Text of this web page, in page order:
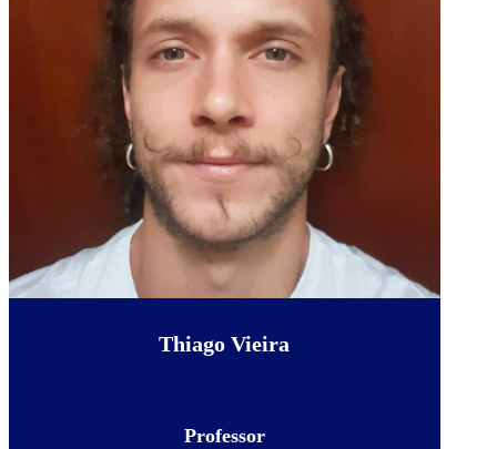
Thiago Vieira
Professor